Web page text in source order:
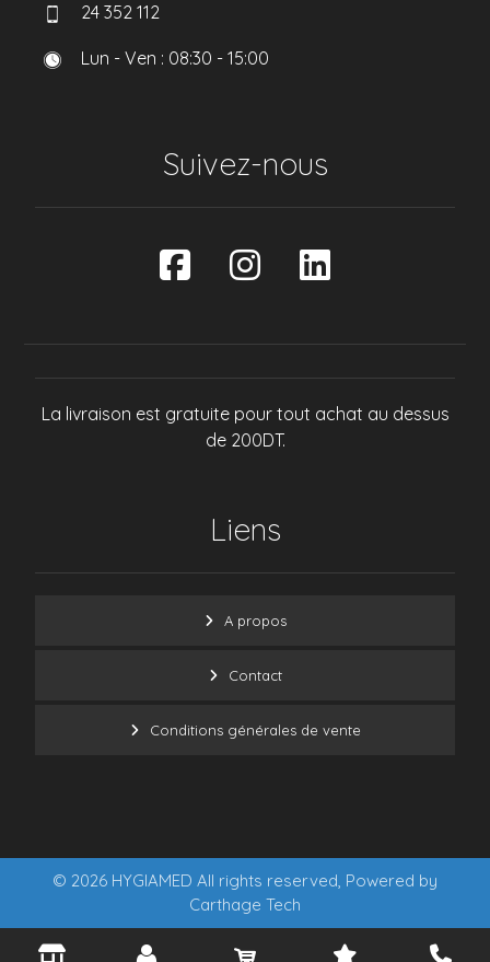
24 352 112
Lun - Ven : 08:30 - 15:00
Suivez-nous
La livraison est gratuite pour tout achat au dessus
de 200DT.
Liens
A propos
Contact
Conditions générales de vente
© 2026 HYGIAMED All rights reserved, Powered by
Carthage Tech